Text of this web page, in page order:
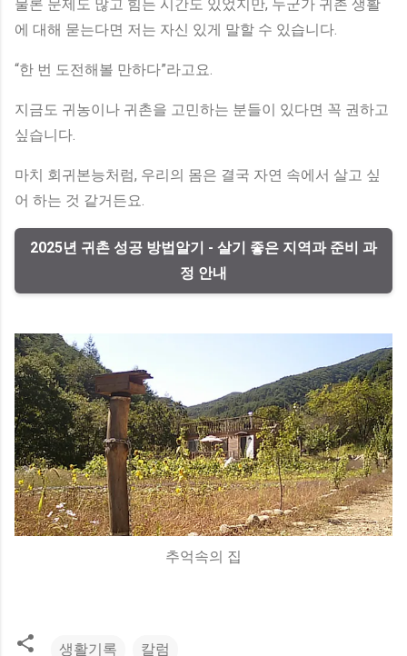
물론 문제도 많고 힘든 시간도 있었지만, 누군가 귀촌 생활
에 대해 묻는다면 저는 자신 있게 말할 수 있습니다.
“한 번 도전해볼 만하다”라고요.
지금도 귀농이나 귀촌을 고민하는 분들이 있다면 꼭 권하고
싶습니다.
마치 회귀본능처럼, 우리의 몸은 결국 자연 속에서 살고 싶
어 하는 것 같거든요.
2025년 귀촌 성공 방법알기 - 살기 좋은 지역과 준비 과
정 안내
추억속의 집
생활기록 칼럼